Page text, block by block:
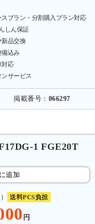
プラン・分割購入プラン対応
しん保証
品交換
備込み
対応
サービス
掲載番号： 066297
1 FGE20T
追加
送料PCS負担
円